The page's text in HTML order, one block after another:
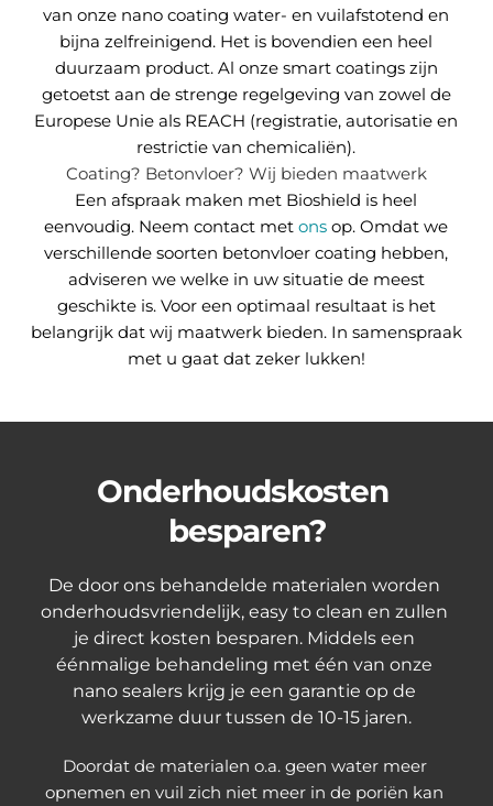
van onze nano coating water- en vuilafstotend en
bijna zelfreinigend. Het is bovendien een heel
duurzaam product. Al onze smart coatings zijn
getoetst aan de strenge regelgeving van zowel de
Europese Unie als REACH (registratie, autorisatie en
restrictie van chemicaliën).
Coating? Betonvloer? Wij bieden maatwerk
Een afspraak maken met Bioshield is heel
eenvoudig. Neem contact metonsop. Omdat we
verschillende soorten betonvloer coating hebben,
adviseren we welke in uw situatie de meest
geschikte is. Voor een optimaal resultaat is het
belangrijk dat wij maatwerk bieden. In samenspraak
met u gaat dat zeker lukken!
Onderhoudskosten
besparen?
De door ons behandelde materialen worden
onderhoudsvriendelijk, easy to clean en zullen
je direct kosten besparen. Middels een
éénmalige behandeling met één van onze
nano sealers krijg je een garantie op de
werkzame duur tussen de 10-15 jaren.
Doordat de materialen o.a. geen water meer
opnemen en vuil zich niet meer in de poriën kan